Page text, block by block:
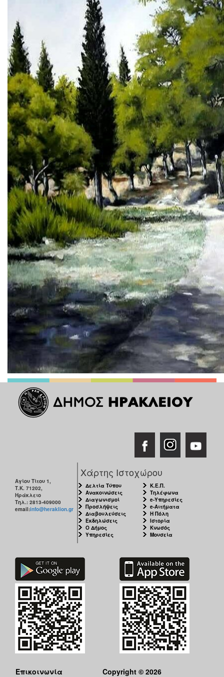
Αγίου Τίτου 1,
Τ.Κ. 71202,
Ηράκλειο
Τηλ.: 2813-409000
email:info@heraklion.gr
Χάρτης Ιστοχώρου
Δελτία Τύπου
Ανακοινώσεις
Διαγωνισμοί
Προσλήψεις
Διαβουλεύσεις
Εκδηλώσεις
Ο Δήμος
Υπηρεσίες
Κ.Ε.Π.
Τηλέφωνα
e-Υπηρεσίες
e-Αιτήματα
Η Πόλη
Ιστορία
Κνωσός
Μουσεία
Επικοινωνία
Copyright © 2026